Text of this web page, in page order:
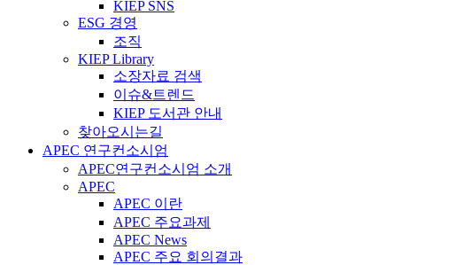
KIEP SNS
ESG 경영
조직
KIEP Library
소장자료 검색
이슈&트렌드
KIEP 도서관 안내
찾아오시는길
APEC 연구컨소시엄
APEC연구컨소시엄 소개
APEC
APEC 이란
APEC 주요과제
APEC News
APEC 주요 회의결과